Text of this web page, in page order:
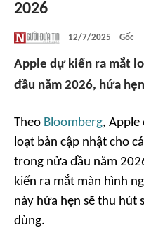
2026
12/7/2025 Gốc
Apple dự kiến ra mắt
đầu năm 2026, hứa
Theo Bloomberg, Apple
loạt bản cập nhật cho
trong nửa đầu năm
kiến ra mắt màn hình
này hứa hẹn sẽ thu hút
dùng.